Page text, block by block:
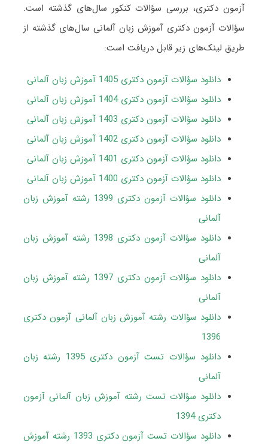
آزمون دکتری، بررسی سؤالات کنکور سال‌های گذشته است.
سؤالات آزمون دکتری آموزش زبان آلمانی سال‌های گذشته از
طریق لینک‌های زیر قابل دریافت است:
دانلود سؤالات آزمون دکتری 1405 آموزش زبان آلمانی
دانلود سؤالات آزمون دکتری 1404 آموزش زبان آلمانی
دانلود سؤالات آزمون دکتری 1403 آموزش زبان آلمانی
دانلود سؤالات آزمون دکتری 1402 آموزش
زبانآلمانی
دانلود سؤالات آزمون دکتری 1401 آموزش زبان آلمانی
دانلود سؤالات آزمون دکتری 1400 آموزش زبان آلمانی
دانلود سؤالات آزمون دکتری 1399 رشته آموزش زبان
آلمانی
دانلود سؤالات آزمون دکتری 1398 رشته آموزش زبان
آلمانی
دانلود سؤالات آزمون دکتری 1397 رشته آموزش زبان
آلمانی
دانلود سؤالات رشته آموزش زبان آلمانی آزمون دکتری
1396
دانلود سؤالات تست آزمون دکتری 1395 رشته زبان
آلمانی
دانلود سؤالات تست رشته آموزش زبان آلمانی آزمون
دکتری 1394
دانلود سؤالات تست آزمون دکتری 1393 رشته آموزش